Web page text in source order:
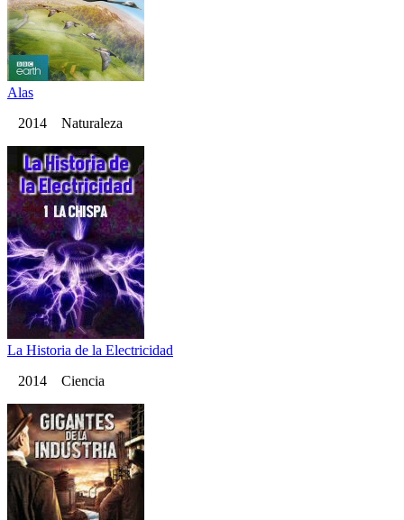
Alas
2014 Naturaleza
La Historia de la Electricidad
2014 Ciencia